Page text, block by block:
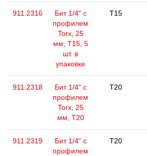
911.2316
Бит 1/4" с
профилем
Torx, 25
мм, Т15, 5
шт. в
упаковке
T15
911.2318
Бит 1/4" с
профилем
Torx, 25
мм, Т20
T20
911.2319
Бит 1/4" с
профилем
T20